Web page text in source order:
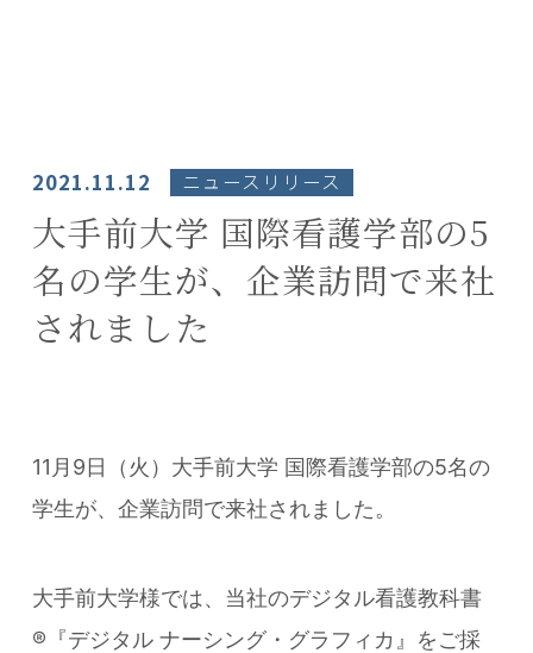
2021.11.12 ニュースリリース
大手前大学 国際看護学部の5
名の学生が、企業訪問で来社
されました
11月9日（火）大手前大学 国際看護学部の5名の
学生が、企業訪問で来社されました。
大手前大学様では、当社のデジタル看護教科書
®『デジタル ナーシング・グラフィカ』をご採